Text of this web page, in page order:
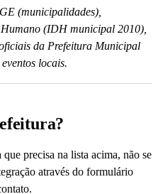
(municipalidades),
(IDH municipal 2010),
da Prefeitura Municipal
locais.
precisa na lista acima, não se
através do formulário